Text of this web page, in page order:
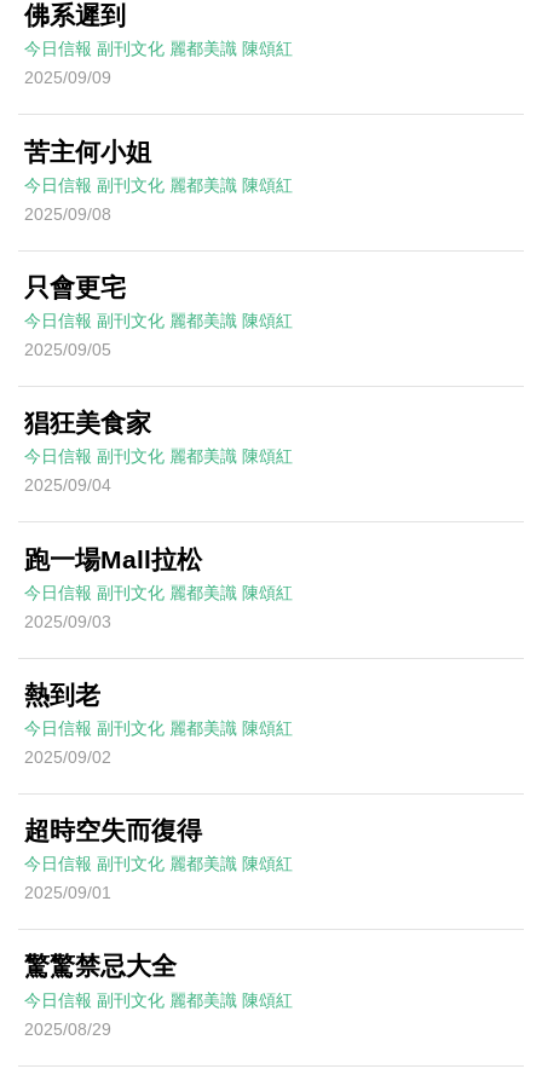
佛系遲到
今日信報 副刊文化 麗都美識 陳頌紅
2025/09/09
苦主何小姐
今日信報 副刊文化 麗都美識 陳頌紅
2025/09/08
只會更宅
今日信報 副刊文化 麗都美識 陳頌紅
2025/09/05
猖狂美食家
今日信報 副刊文化 麗都美識 陳頌紅
2025/09/04
跑一場Mall拉松
今日信報 副刊文化 麗都美識 陳頌紅
2025/09/03
熱到老
今日信報 副刊文化 麗都美識 陳頌紅
2025/09/02
超時空失而復得
今日信報 副刊文化 麗都美識 陳頌紅
2025/09/01
驚驚禁忌大全
今日信報 副刊文化 麗都美識 陳頌紅
2025/08/29